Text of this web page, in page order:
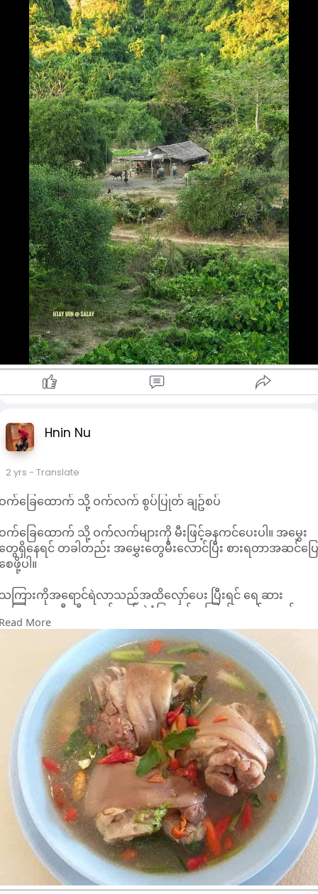
Hnin Nu
2 yrs - Translate
က်ခြေထောက် သို့ ဝက်လက် စွပ်ပြုတ် ချဥ်စပ်
က်ခြေထောက် သို့ ဝက်လက်များကို မီးဖြင့်ခနကင်ပေးပါ။ အမွှေး
ေရှိနေရင် တခါတည်း အမွှေးတွေမီးလောင်ပြီး စားရတာအဆင်ပြ
ေဖို့ပါ။
ကြားကိုအရောင်ရဲလာသည်အထိလှော်ပေး ပြီးရင် ရေ ဆား
ကြား ခရုဆီ ဆီအနည်းငယ် ပဲငံပြာရည်အကြည် ငရုတ်ကောင်း
ြက်သွန်ဖြူ ဂျင်း ထည့်ပါ။
က်ခြေထောက် သို့ ဝက်လက်များကိုလည်းထည့်ပြီး နူးအိလာသည်
ထိတည်ပေးပါ။ ဝက်ခြေထောက်သို့ ဝက်လက်များနူးအိပြီးရပြီဆို
င် ကြက်သွန်မြိတ် သို့ နံနံပင် ရှောက်ရွက် ကြက်သွန်ကြော်ထည့်ပြီး
ရသာရှိတဲ့ ဝက်ခြေထောက် သို့ ဝက်လက်စွပ်ပြုတ်လေးစားလို့ရပါ
ြီ။ ဘဲဥ ကြက်ဥ ငုံးဥတို့ကိုလည်း ထည့်စားလို့ရပါတယ်နော်။
ရုတ်သီးစိမ်းထည့် သံပုရာရည်ညှစ်ပါ
More